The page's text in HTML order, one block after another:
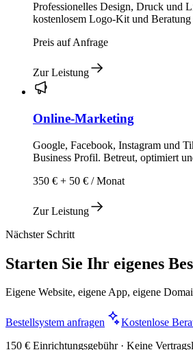
Professionelles Design, Druck und
kostenlosem Logo-Kit und
Preis auf Anfrage
Zur Leistung
Online-Marketing
Google, Facebook, Instagram und
Business Profil. Betreut, optimiert
350 € + 50 € / Monat
Zur Leistung
Nächster Schritt
Starten Sie Ihr eigenes
Eigene Website, eigene App, eigene
Bestellsystem anfragen
Kostenlose
150 € Einrichtungsgebühr · Keine